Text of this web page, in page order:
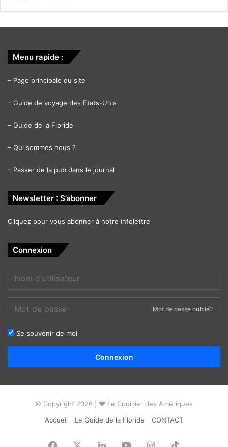
Menu rapide :
– Page principale du site
– Guide de voyage des Etats-Unis
– Guide de la Floride
– Qui sommes nous ?
– Passer de la pub dans le journal
Newsletter : S’abonner
Cliquez pour vous abonner à notre infolettre
Connexion
Mot de passe oublié?
Se souvenir de moi
Connexion
© Copyright 2026 | ❤ Le Courrier des Amériques
Accueil
Le Guide de la Floride CONTACT